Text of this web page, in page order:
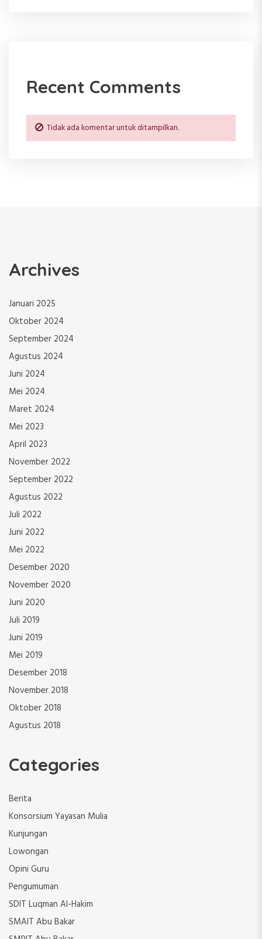
Recent Comments
Tidak ada komentar untuk ditampilkan.
Archives
Januari 2025
Oktober 2024
September 2024
Agustus 2024
Juni 2024
Mei 2024
Maret 2024
Mei 2023
April 2023
November 2022
September 2022
Agustus 2022
Juli 2022
Juni 2022
Mei 2022
Desember 2020
November 2020
Juni 2020
Juli 2019
Juni 2019
Mei 2019
Desember 2018
November 2018
Oktober 2018
Agustus 2018
Categories
Berita
Konsorsium Yayasan Mulia
Kunjungan
Lowongan
Opini Guru
Pengumuman
SDIT Luqman Al-Hakim
SMAIT Abu Bakar